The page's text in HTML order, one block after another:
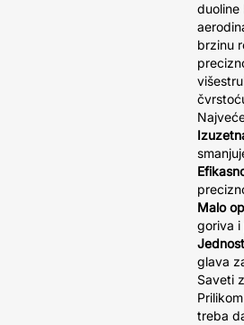
duoline
brzinu
Malo
goriva i
glava
Saveti
treba